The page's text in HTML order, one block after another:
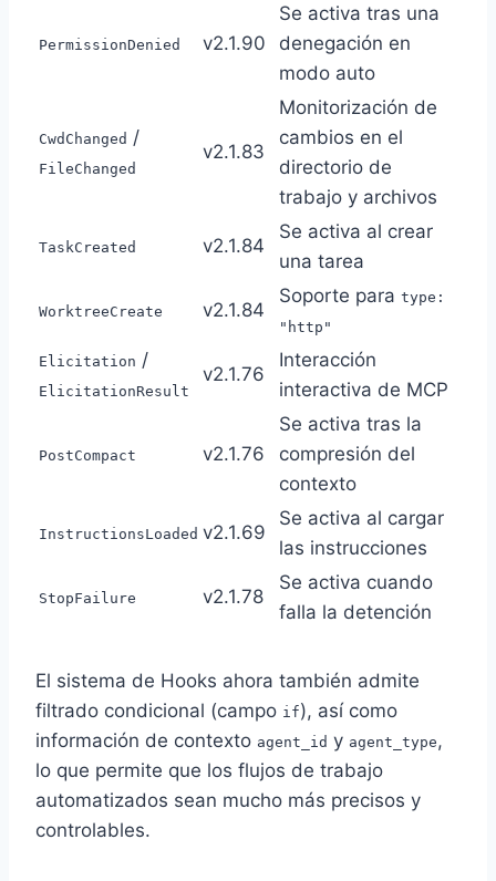
PermissionDenied v2.1.90
Se activa tras una
denegación en
modo auto
CwdChanged /
FileChanged
v2.1.83
Monitorización de
cambios en el
directorio de
trabajo y archivos
TaskCreated v2.1.84
Se activa al crear
una tarea
WorktreeCreate v2.1.84
Soporte para type:
"http"
Elicitation /
ElicitationResult
v2.1.76
Interacción
interactiva de MCP
PostCompact v2.1.76
Se activa tras la
compresión del
contexto
InstructionsLoaded v2.1.69
Se activa al cargar
las instrucciones
StopFailure v2.1.78
Se activa cuando
falla la detención
El sistema de Hooks ahora también admite
filtrado condicional (campo if), así como
información de contexto agent_id y agent_type ,
lo que permite que los flujos de trabajo
automatizados sean mucho más precisos y
controlables.